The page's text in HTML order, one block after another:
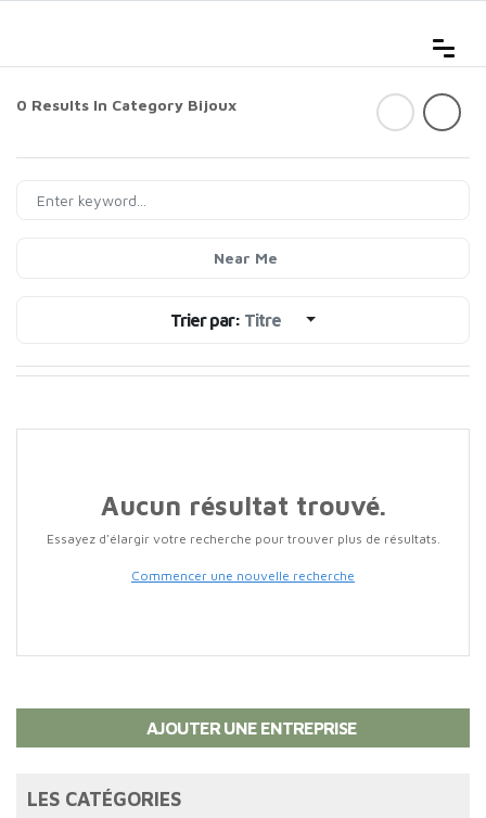
0 Results In Category Bijoux
Near Me
Trier par: Titre
Aucun résultat trouvé.
Essayez d'élargir votre recherche pour trouver plus de résultats.
Commencer une nouvelle recherche
AJOUTER UNE ENTREPRISE
LES CATÉGORIES